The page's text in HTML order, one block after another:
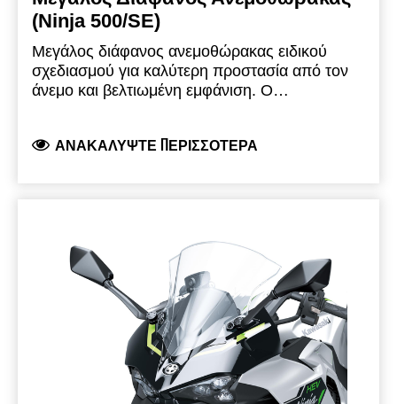
(Ninja 500/SE)
Μεγάλος διάφανος ανεμοθώρακας ειδικού
σχεδιασμού για καλύτερη προστασία από τον
άνεμο και βελτιωμένη εμφάνιση. Ο
(35+35mm)από τον αρχικό για μεγαλύτερη
ΑΝΑΚΑΛΎΨΤΕ ΠΕΡΙΣΣΌΤΕΡΑ